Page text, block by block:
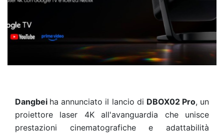
Dangbei ha annunciato il lancio di DBOX02 Pro, un
proiettore laser 4K all'avanguardia che unisce
prestazioni cinematografiche e adattabilità